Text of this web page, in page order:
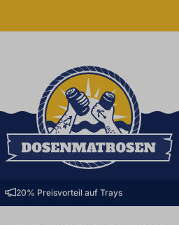
20% Preisvorteil auf Trays